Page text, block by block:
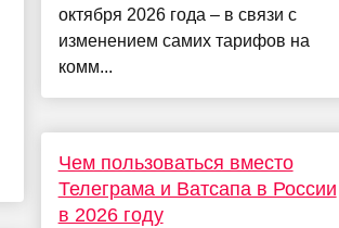
октября 2026 года – в связи с
изменением самих тарифов на
комм...
Чем пользоваться вместо
Телеграма и Ватсапа в России
в 2026 году